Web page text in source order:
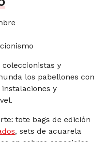
y
los pabellones con
y
tote bags de edición
, sets de acuarela